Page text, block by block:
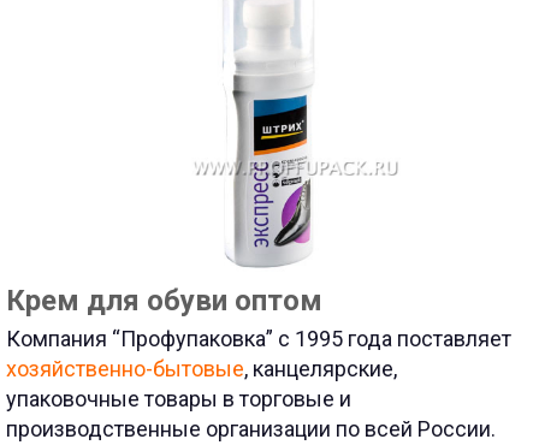
Крем для обуви оптом
Компания “Профупаковка” с 1995 года поставляет
хозяйственно-бытовые, канцелярские,
упаковочные товары в торговые и
производственные организации по всей России.